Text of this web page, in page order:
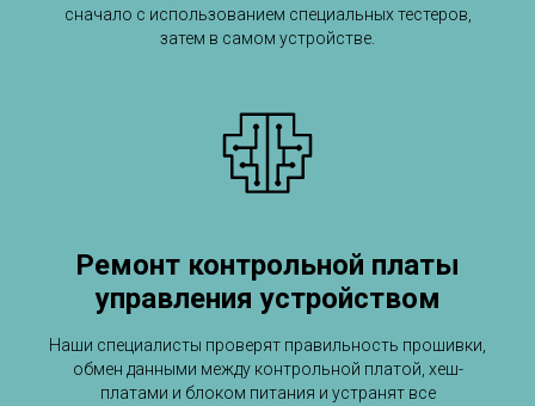
сначало с использованием специальных тестеров,
затем в самом устройстве.
Ремонт контрольной платы
управления устройством
Наши специалисты проверят правильность прошивки,
обмен данными между контрольной платой, хеш-
платами и блоком питания и устранят все